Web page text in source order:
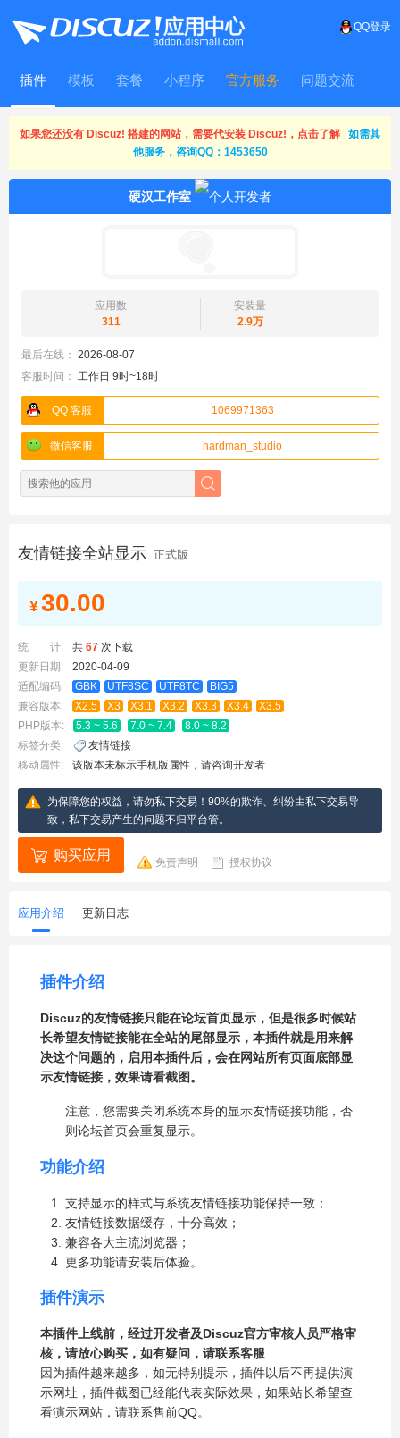
QQ登录
插件 模板 套餐 小程序 官方服务 问题交流
WitFrame
如果您还没有 Discuz! 搭建的网站，需要代安装 Discuz!，点击了解
如需其
他服务，咨询QQ：1453650
硬汉工作室
应用数
311
安装量
2.9万
最后在线： 2026-08-07
客服时间： 工作日 9时~18时
QQ 客服 1069971363
微信客服 hardman_studio
友情链接全站显示 正式版
¥30.00
统 计: 共 67 次下载
更新日期:
2020-04-09
适配编码:
GBK UTF8SC UTF8TC
BIG5
兼容版本:
X2.5 X3 X3.1 X3.2 X3.3 X3.4
X3.5
PHP版本:
5.3 ~ 5.6 7.0 ~ 7.4
8.0 ~ 8.2
标签分类:
友情链接
移动属性:
该版本未标示手机版属性，请咨询开发者
为保障您的权益，请勿私下交易！90%的欺诈、纠纷由私下交易导
致，私下交易产生的问题不归平台管。
购买应用 免责声明 授权协议
应用介绍 更新日志
插件介绍
Discuz的友情链接只能在论坛首页显示，但是很多时候站
长希望友情链接能在全站的尾部显示，本插件就是用来解
决这个问题的，启用本插件后，会在网站所有页面底部显
示友情链接，效果请看截图。
注意，您需要关闭系统本身的显示友情链接功能，否
则论坛首页会重复显示。
功能介绍
支持显示的样式与系统友情链接功能保持一致；
友情链接数据缓存，十分高效；
兼容各大主流浏览器；
更多功能请安装后体验。
插件演示
本插件上线前，经过开发者及Discuz官方审核人员严格审
核，请放心购买，如有疑问，请联系客服
因为插件越来越多，如无特别提示，插件以后不再提供演
示网址，插件截图已经能代表实际效果，如果站长希望查
看演示网站，请联系售前QQ。